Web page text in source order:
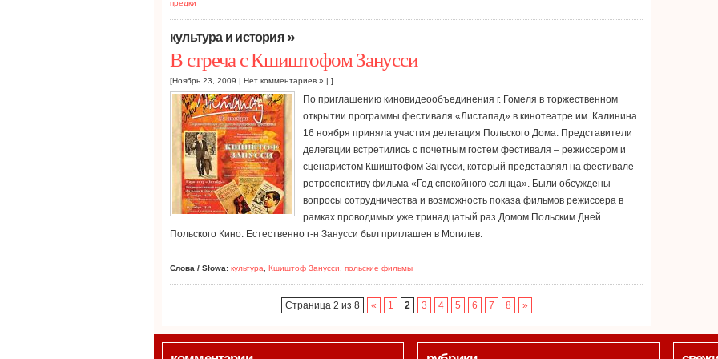
предки
культура и история»
В стреча с Кшиштофом Занусси
[Ноябрь 23, 2009 | Нет комментариев » | ]
По приглашению киновидеообъединения г. Гомеля в торжественном
открытии программы фестиваля «Листапад» в кинотеатре им. Калинина
16 ноября приняла участия делегация Польского Дома. Представители
делегации встретились с почетным гостем фестиваля – режиссером и
сценаристом Кшиштофом Занусси, который представлял на фестивале
ретроспективу фильма «Год спокойного солнца». Были обсуждены
вопросы сотрудничества и возможность показа фильмов режиссера в
рамках проводимых уже тринадцатый раз Домом Польским Дней
Польского Кино. Естественно г-н Занусси был приглашен в Могилев.
Слова / Słowa: культура Кшиштоф Занусси польские фильмы
Страница 2 из 8 « 1 2 3 4 5 6 7 8 »